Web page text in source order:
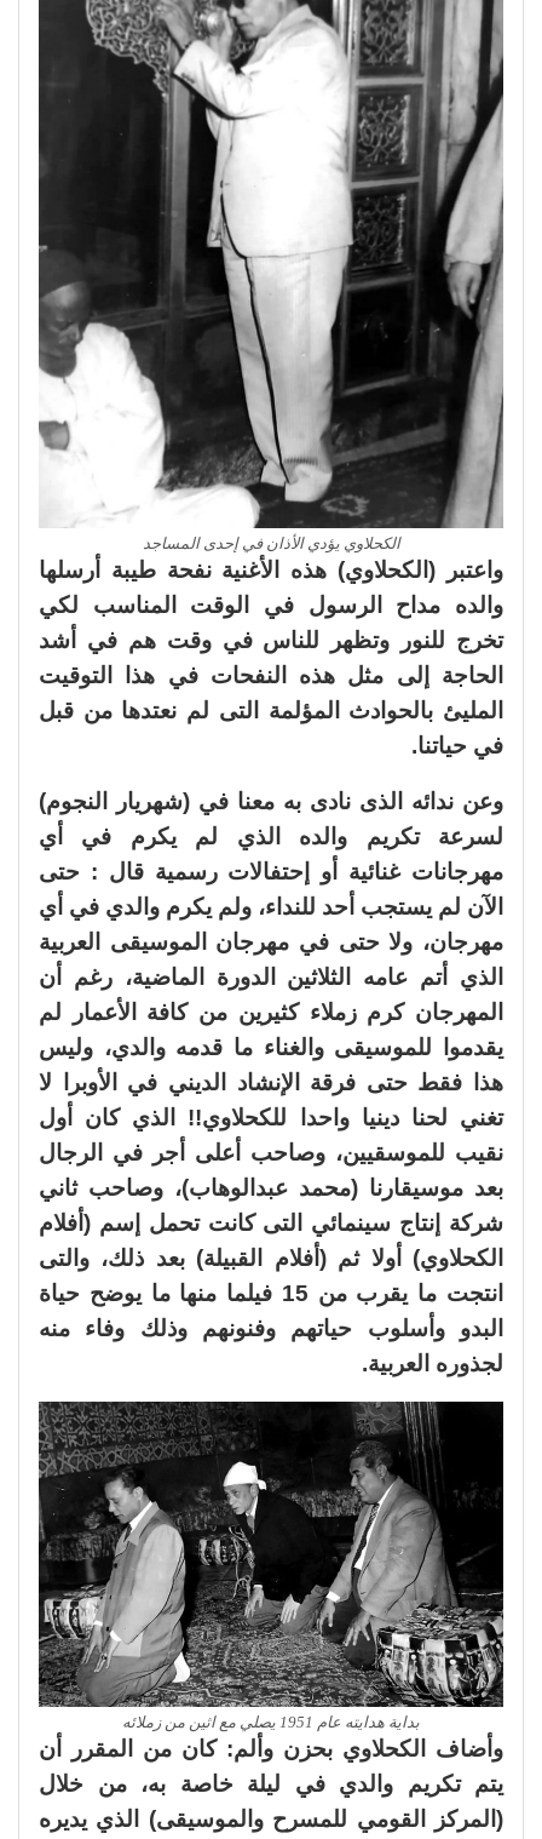
الكحلاوي يؤدي الأذان في إحدى المساجد
واعتبر (الكحلاوي) هذه الأغنية نفحة طيبة أرسلها
والده مداح الرسول في الوقت المناسب لكي
تخرج للنور وتظهر للناس في وقت هم في أشد
الحاجة إلى مثل هذه النفحات في هذا التوقيت
المليئ بالحوادث المؤلمة التى لم نعتدها من قبل
في حياتنا.
وعن ندائه الذى نادى به معنا في (شهريار النجوم)
لسرعة تكريم والده الذي لم يكرم في أي
مهرجانات غنائية أو إحتفالات رسمية قال : حتى
الآن لم يستجب أحد للنداء، ولم يكرم والدي في أي
مهرجان، ولا حتى في مهرجان الموسيقى العربية
الذي أتم عامه الثلاثين الدورة الماضية، رغم أن
المهرجان كرم زملاء كثيرين من كافة الأعمار لم
يقدموا للموسيقى والغناء ما قدمه والدي، وليس
هذا فقط حتى فرقة الإنشاد الديني في الأوبرا لا
تغني لحنا دينيا واحدا للكحلاوي!! الذي كان أول
نقيب للموسقيين، وصاحب أعلى أجر في الرجال
بعد موسيقارنا (محمد عبدالوهاب)، وصاحب ثاني
شركة إنتاج سينمائي التى كانت تحمل إسم (أفلام
الكحلاوي) أولا ثم (أفلام القبيلة) بعد ذلك، والتى
انتجت ما يقرب من 15 فيلما منها ما يوضح حياة
البدو وأسلوب حياتهم وفنونهم وذلك وفاء منه
لجذوره العربية.
بداية هدايته عام 1951 يصلي مع اثين من زملائه
وأضاف الكحلاوي بحزن وألم: كان من المقرر أن
يتم تكريم والدي في ليلة خاصة به، من خلال
(المركز القومي للمسرح والموسيقى) الذي يديره